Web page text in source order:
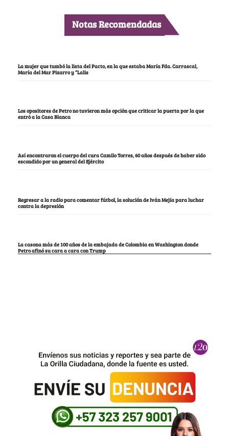
Notas Recomendadas
La mujer que tumbó la lista del Pacto, en la que estaba María Fda. Carrascal,
María del Mar Pizarro y “Lalis
Los opositores de Petro no tuvieron más opción que criticar la puerta por la que
entró a la Casa Blanca
Así encontraron el cuerpo del cura Camilo Torres, 60 años después de haber sido
escondido por un general del Ejército
Regresar a la radio para comentar fútbol, la solución de Iván Mejía para luchar
contra la depresión
La casona más de 100 años de la embajada de Colombia en Washington donde
Petro afinó su cara a cara con Trump